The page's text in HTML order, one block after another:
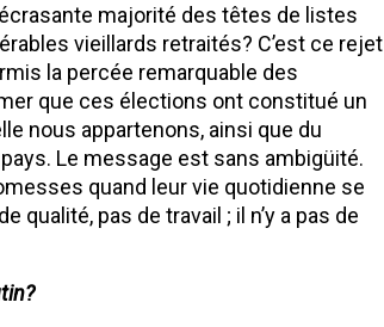
majorité des têtes de listes
vieillards retraités? C’est ce rejet
la percée remarquable des
que ces élections ont constitué un
nous appartenons, ainsi que du
Le message est sans ambigüité.
quand leur vie quotidienne se
qualité, pas de travail ; il n’y a pas de